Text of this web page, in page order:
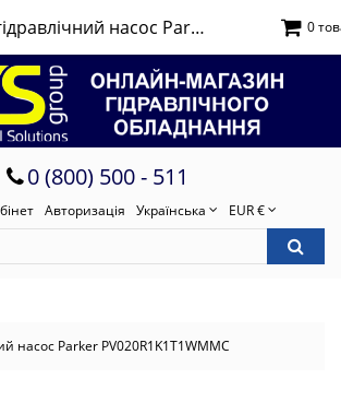
0 (800) 500 - 511
Авторизація Українська EUR €
0
насос Parker PV020R1K1T1WMMC
Замовити гідравлічний насос Parker PV020R1K1T1WMMC